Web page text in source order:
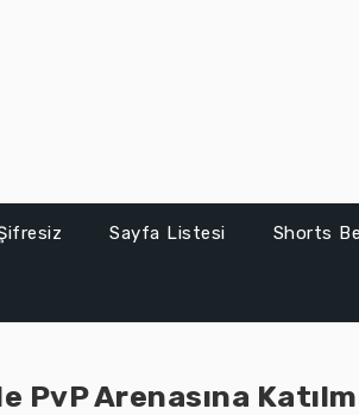
Sayfa Listesi Shorts
PvP Arenasına